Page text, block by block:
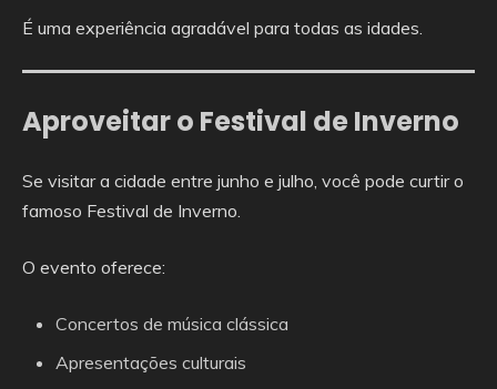
É uma experiência agradável para todas as idades.
Aproveitar o Festival de Inverno
Se visitar a cidade entre junho e julho, você pode curtir o
famoso Festival de Inverno.
O evento oferece:
Concertos de música clássica
Apresentações culturais